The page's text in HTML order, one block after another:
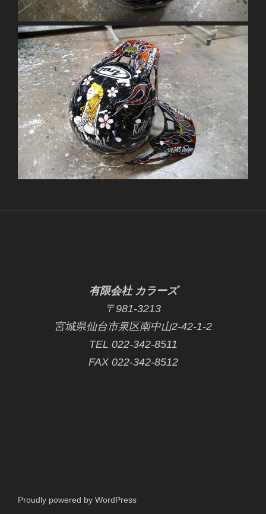
有限会社 カラーズ
〒981-3213
宮城県仙台市泉区南中山2-42-1-2
TEL 022-342-8511
FAX 022-342-8512
Proudly powered by WordPress